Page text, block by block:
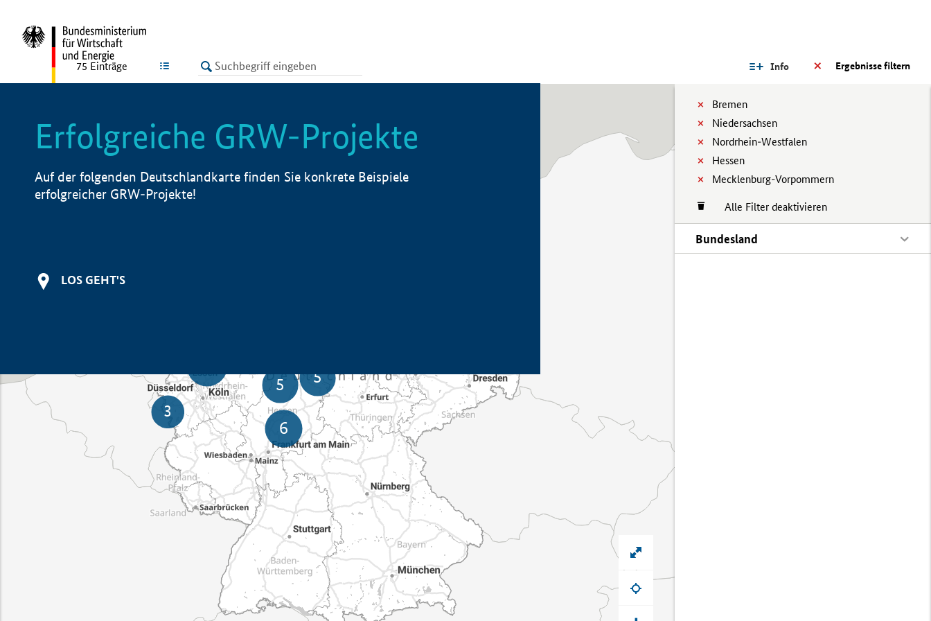
LISTE Ergebnisse filtern
Info
Bremen
Niedersachsen
Nordrhein-Westfalen
Hessen
Mecklenburg-Vorpommern
Alle Filter deaktivieren
Bundesland
75 Einträge
Erfolgreiche GRW-Projekte
Auf der folgenden Deutschlandkarte finden Sie konkrete Beispiele
erfolgreicher GRW-Projekte!
LOS GEHT'S